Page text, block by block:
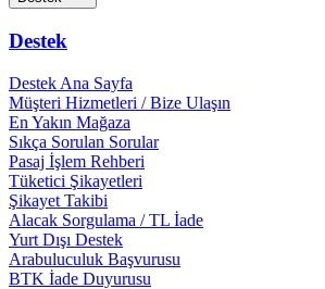
Destek
Destek Ana Sayfa
Müşteri Hizmetleri / Bize Ulaşın
En Yakın Mağaza
Sıkça Sorulan Sorular
Pasaj İşlem Rehberi
Tüketici Şikayetleri
Şikayet Takibi
Alacak Sorgulama / TL İade
Yurt Dışı Destek
Arabuluculuk Başvurusu
BTK İade Duyurusu